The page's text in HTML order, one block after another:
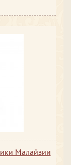
Малайзии